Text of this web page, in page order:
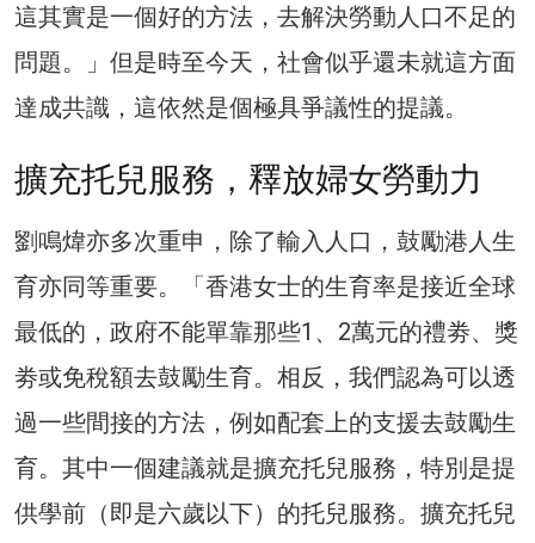
這其實是一個好的方法，去解決勞動人口不足的
問題。」但是時至今天，社會似乎還未就這方面
達成共識，這依然是個極具爭議性的提議。
擴充托兒服務，釋放婦女勞動力
劉鳴煒亦多次重申，除了輸入人口，鼓勵港人生
育亦同等重要。「香港女士的生育率是接近全球
最低的，政府不能單靠那些1、2萬元的禮劵、獎
劵或免稅額去鼓勵生育。相反，我們認為可以透
過一些間接的方法，例如配套上的支援去鼓勵生
育。其中一個建議就是擴充托兒服務，特別是提
供學前（即是六歲以下）的托兒服務。擴充托兒